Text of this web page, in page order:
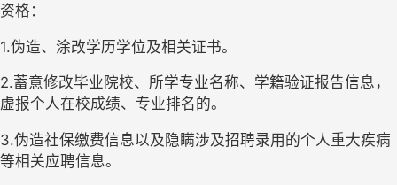
资格：
1.伪造、涂改学历学位及相关证书。
2.蓄意修改毕业院校、所学专业名称、学籍验证报告信息，
虚报个人在校成绩、专业排名的。
3.伪造社保缴费信息以及隐瞒涉及招聘录用的个人重大疾病
等相关应聘信息。